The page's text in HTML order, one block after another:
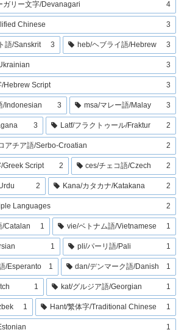
ガリー文字/Devanagari 4
Chinese 3
語/Sanskrit 3 heb/ヘブライ語/Hebrew 3
3
Hebrew Script 3
/Indonesian 3 msa/マレー語/Malay 3
3 Latf/フラクトゥール/Fraktur 2
アチア語/Serbo-Croatian 2
Greek Script 2 ces/チェコ語/Czech 2
2 Kana/カタカナ/Katakana 2
Languages 2
/Catalan 1 vie/ベトナム語/Vietnamese 1
1 pli/パーリ語/Pali 1
/Esperanto 1 dan/デンマーク語/Danish 1
1 kat/グルジア語/Georgian 1
1 Hant/繁体字/Traditional Chinese 1
1